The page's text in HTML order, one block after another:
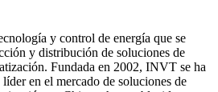
y control de energía que se
y distribución de soluciones de
Fundada en 2002, INVT se ha
en el mercado de soluciones de